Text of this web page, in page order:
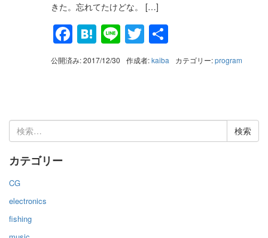
きた。忘れてたけどな。 […]
Facebook
Hatena
LineTwitter
有
公開済み: 2017/12/30 作成者:kaiba カテゴリー:program
検
索:
カテゴリー
CG
electronics
fishing